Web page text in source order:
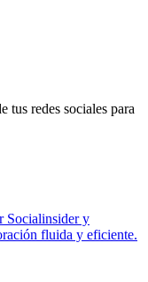
tus redes sociales para
Socialinsider y
fluida y eficiente.